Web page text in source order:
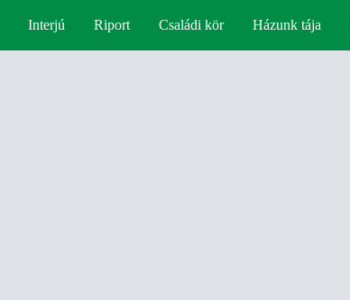
Interjú Riport Családi kör Házunk tája